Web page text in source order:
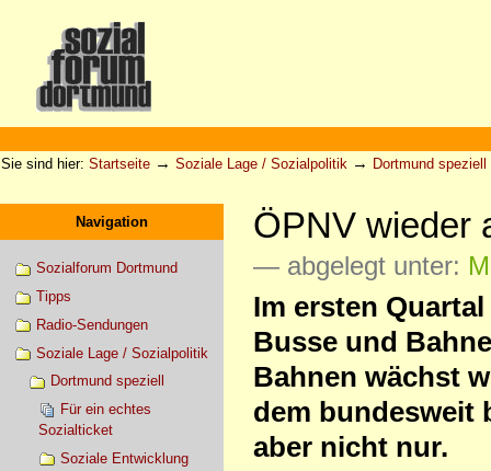
Werkzeuge
Sie sind hier: Startseite → Soziale Lage / Sozialpolitik → Dortmund speziell
Navigation
Sozialforum Dortmund
Tipps
Radio-Sendungen
Soziale Lage / Sozialpolitik
Dortmund speziell
Für ein echtes
Sozialticket
Soziale Entwicklung
ÖPNV wieder
— abgelegt unter:
Im ersten
Busse und
Bahnen wächst
dem bundesweit
aber nicht nur.